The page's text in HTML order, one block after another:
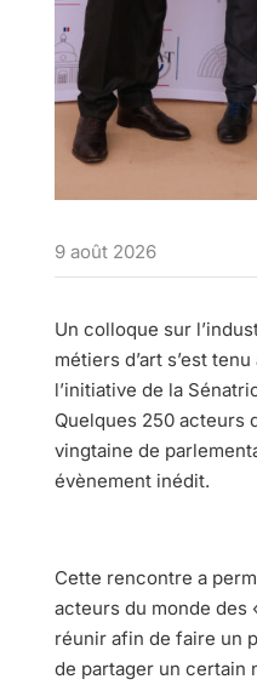
9 août 2026
Un colloque sur
métiers d’art s’est
l’initiative de la
Quelques 250 acteurs
vingtaine de
évènement inédit.
Cette rencontre a
acteurs du monde des
réunir afin de faire un
de partager un certain